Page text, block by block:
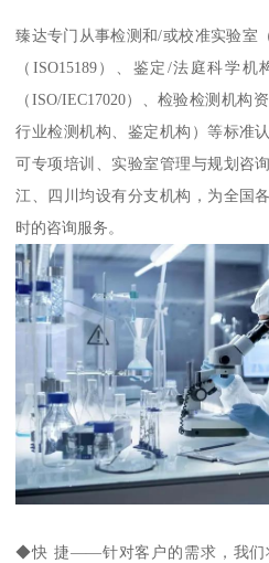
臻达专门从事检测和/或校准实验室
（ISO15189）、鉴定/法庭科学
（ISO/IEC17020）、检验检测机构
行业检测机构、鉴定机构）等标准
可专项培训、实验室管理与规划咨
江、四川均设有分支机构，为全国
时的咨询服务。
◆快 捷——针对客户的需求，我们